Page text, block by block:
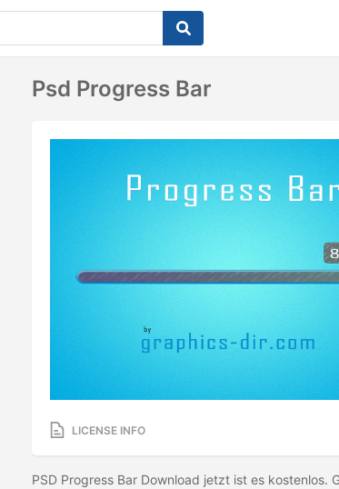
Psd Progress Bar
LICENSE INFO
PSD Progress Bar Download jetzt ist es kostenlos.